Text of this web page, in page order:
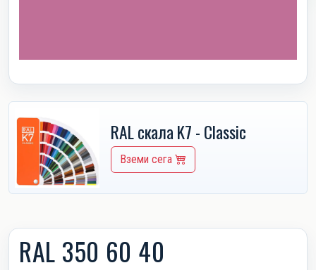
RAL скала K7 - Classic
Вземи сега
RAL 350 60 40